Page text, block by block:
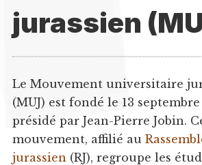
jurassien
Le Mouvement universitaire
(MUJ) est fondé le 13 septembre
présidé par Jean-Pierre Jobin.
mouvement, affilié au
jurassien (RJ), regroupe les